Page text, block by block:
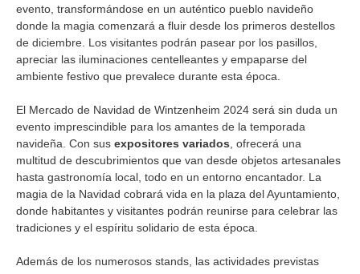
evento, transformándose en un auténtico pueblo navideño
donde la magia comenzará a fluir desde los primeros destellos
de diciembre. Los visitantes podrán pasear por los pasillos,
apreciar las iluminaciones centelleantes y empaparse del
ambiente festivo que prevalece durante esta época.
El Mercado de Navidad de Wintzenheim 2024 será sin duda un
evento imprescindible para los amantes de la temporada
navideña. Con sus expositores variados, ofrecerá una
multitud de descubrimientos que van desde objetos artesanales
hasta gastronomía local, todo en un entorno encantador. La
magia de la Navidad cobrará vida en la plaza del Ayuntamiento,
donde habitantes y visitantes podrán reunirse para celebrar las
tradiciones y el espíritu solidario de esta época.
Además de los numerosos stands, las actividades previstas